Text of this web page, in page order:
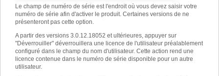
Le champ de numéro de série est l'endroit où vous devez saisir votre
numéro de série afin d'activer le produit. Certaines versions de ne
présenteront pas cette option.
A partir des versions 3.0.12.18052 et ultérieures, appuyer sur
"Déverrouiller" déverrouillera une licence de l'utilisateur préalablement
configuré dans le champ du nom d'utilisateur. Cette action rend une
licence contenue dans le numéro de série disponible pour un autre
utilisateur.